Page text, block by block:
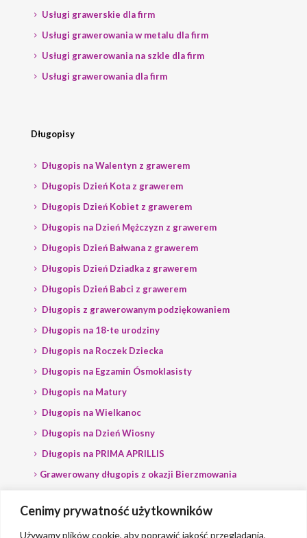
Cenimy prywatność użytkowników
Używamy plików cookie, aby poprawić jakość przeglądania,
Usługi grawerskie dla firm
Usługi grawerowania w metalu dla firm
Usługi grawerowania na szkle dla firm
Usługi grawerowania dla firm
Długopisy
Długopis na Walentyn z grawerem
Długopis Dzień Kota z grawerem
Długopis Dzień Kobiet z grawerem
Długopis na Dzień Mężczyzn z grawerem
Długopis Dzień Bałwana z grawerem
Długopis Dzień Dziadka z grawerem
Długopis Dzień Babci z grawerem
Długopis z grawerowanym podziękowaniem
Długopis na 18-te urodziny
Długopis na Roczek Dziecka
Długopis na Egzamin Ósmoklasisty
Długopis na Matury
Długopis na Wielkanoc
Długopis na Dzień Wiosny
Długopis na PRIMA APRILLIS
Grawerowany długopis z okazji Bierzmowania
Grawerowany długopis dla Polityka